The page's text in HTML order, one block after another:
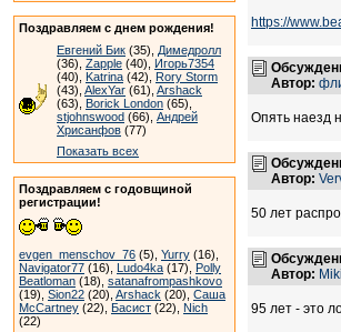
Поздравляем с днем рождения!
Евгений Бик (35), Димедролл
(36), Zapple (40), Игорь7354
(40), Katrina (42), Rory Storm
(43), AlexYar (61), Arshack
(63), Borick London (65),
stjohnswood (66), Андрей
Хрисанфов (77)
Показать всех
Поздравляем с годовщиной
регистрации!
evgen_menschov_76 (5), Yurry (16),
Navigator77 (16), Ludo4ka (17), Polly
Beatloman (18), satanafrompashkovo
(19), Sion22 (20), Arshack (20), Саша
McCartney (22), Басист (22), Nich
(22)
https://
Автор:
Опять наезд
Автор:
50 лет
Автор:
95 лет - это